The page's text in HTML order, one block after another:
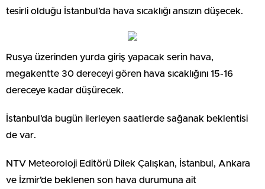
tesirli olduğu İstanbul’da hava sıcaklığı ansızın düşecek.
Rusya üzerinden yurda giriş yapacak serin hava,
megakentte 30 dereceyi gören hava sıcaklığını 15-16
dereceye kadar düşürecek.
İstanbul’da bugün ilerleyen saatlerde sağanak beklentisi
de var.
NTV Meteoroloji Editörü Dilek Çalışkan, İstanbul, Ankara
ve İzmir’de beklenen son hava durumuna ait